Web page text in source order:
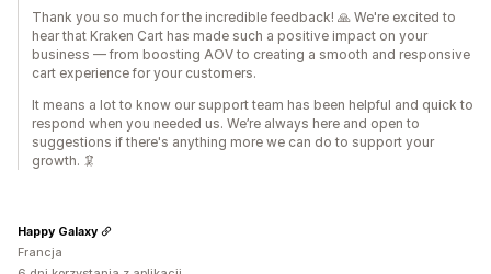
Thank you so much for the incredible feedback! 🙏 We're excited to
hear that Kraken Cart has made such a positive impact on your
business — from boosting AOV to creating a smooth and responsive
cart experience for your customers.
It means a lot to know our support team has been helpful and quick to
respond when you needed us. We’re always here and open to
suggestions if there's anything more we can do to support your
growth. 🦑
Happy Galaxy
Francja